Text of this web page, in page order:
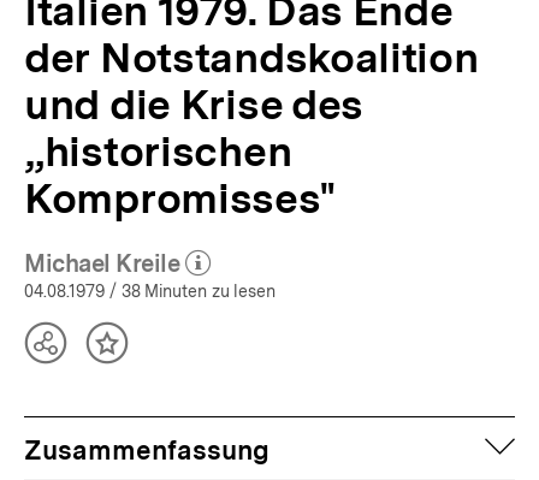
Italien 1979. Das Ende
der Notstandskoalition
und die Krise des
„historischen
Kompromisses"
Michael Kreile
(Mehr zum Autor)
öffnen
04.08.1979 / 38 Minuten zu lesen
TeilenInhalt
Zusammenfassung